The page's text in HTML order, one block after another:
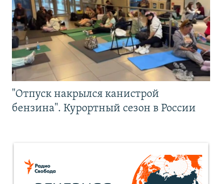
"Отпуск накрылся канистрой
бензина". Курортный сезон в России